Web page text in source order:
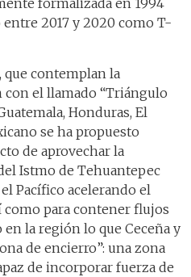
formalizada en 1994
2017 y 2020 como T-
que contemplan la
el llamado “Triángulo
Honduras, El
se ha propuesto
de aprovechar la
Istmo de Tehuantepec
Pacífico acelerando el
como para contener flujos
la región lo que Ceceña y
de encierro”: una zona
de incorporar fuerza de